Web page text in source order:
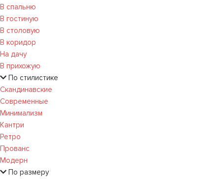
В спальню
В гостиную
В столовую
В коридор
На дачу
В прихожую
По стилистике
Скандинавские
Современные
Минимализм
Кантри
Ретро
Прованс
Модерн
По размеру